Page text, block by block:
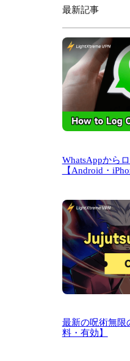
最新記事
WhatsAppから
【Android・
最新の呪術無限
料・有効】